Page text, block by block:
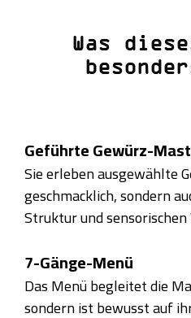
Was
Geführte Gewürz-
Sie erleben ausgewählte
geschmacklich, sondern
Struktur und
7-Gänge-Menü
Das Menü begleitet die
sondern ist bewusst auf